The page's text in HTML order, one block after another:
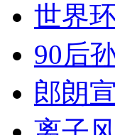
世界
90后
郎朗